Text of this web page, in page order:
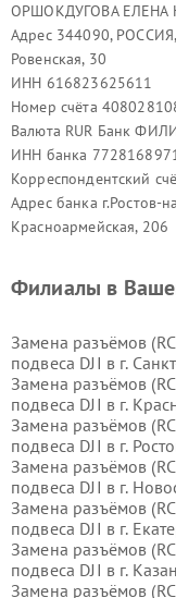
ОРШОКДУГОВА ЕЛЕНА
Адрес 344090, РОССИЯ,
Ровенская, 30
ИНН 616823625611
Номер счёта
Валюта RUR Банк
ИНН банка
Корреспондентский
Адрес банка г.Ростов-
Красноармейская, 206
Филиалы в
Замена разъёмов
подвеса DJI в г.
Замена разъёмов
подвеса DJI в г.
Замена разъёмов
подвеса DJI в г.
Замена разъёмов
подвеса DJI в г.
Замена разъёмов
подвеса DJI в г.
Замена разъёмов
подвеса DJI в г.
Замена разъёмов